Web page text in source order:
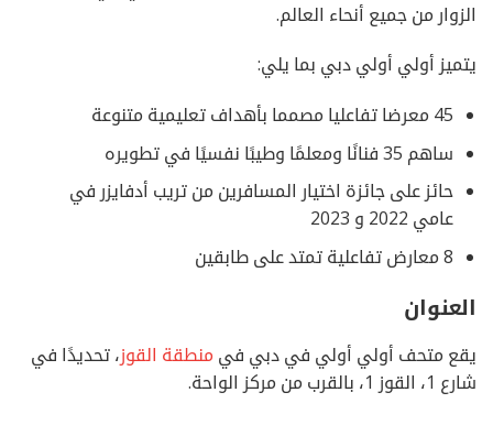
الزوار من جميع أنحاء العالم.
يتميز أولي أولي دبي بما يلي:
45 معرضا تفاعليا مصمما بأهداف تعليمية متنوعة
ساهم 35 فنانًا ومعلمًا وطيبًا نفسيًا في تطويره
حائز على جائزة اختيار المسافرين من تريب أدفايزر في
عامي 2022 و 2023
8 معارض تفاعلية تمتد على طابقين
العنوان
يقع متحف أولي أولي في دبي فيمنطقة القوز، تحديدًا في
شارع 1، القوز 1، بالقرب من مركز الواحة.